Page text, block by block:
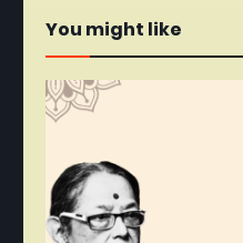
You might like